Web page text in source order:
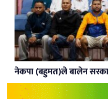
नेकपा (बहुमत)ले बालेन